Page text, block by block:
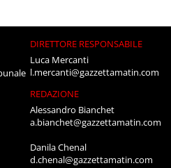
DIRETTORE RESPONSABILE
Luca Mercanti
l.mercanti@gazzettamatin.com
REDAZIONE
Alessandro Bianchet
a.bianchet@gazzettamatin.com
Danila Chenal
d.chenal@gazzettamatin.com